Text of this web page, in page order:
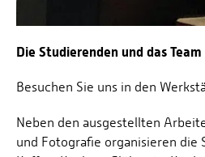
Die Studierenden und das
Besuchen Sie uns in den
Neben den ausgestellten
und Fotografie organisieren die